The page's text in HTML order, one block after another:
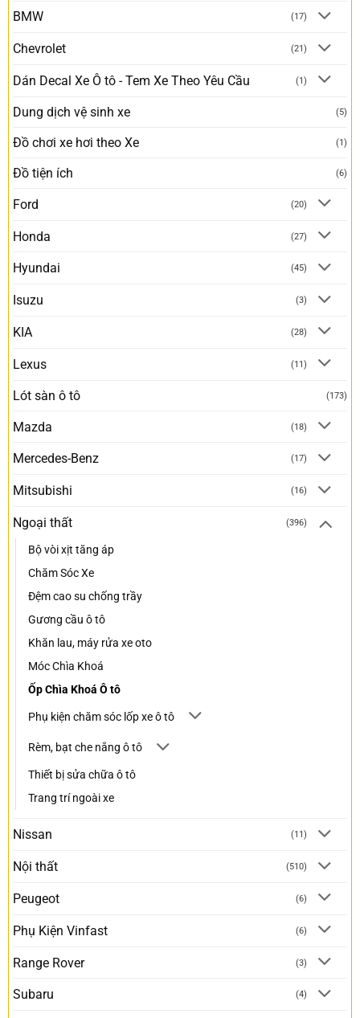
BMW (17)
Chevrolet (21)
Dán Decal Xe Ô tô - Tem Xe Theo Yêu Cầu (1)
Dung dịch vệ sinh xe (5)
Đồ chơi xe hơi theo Xe (1)
Đồ tiện ích (6)
Ford (20)
Honda (27)
Hyundai (45)
Isuzu (3)
KIA (28)
Lexus (11)
Lót sàn ô tô (173)
Mazda (18)
Mercedes-Benz (17)
Mitsubishi (16)
Ngoại thất (396)
Bộ vòi xịt tăng áp
Chăm Sóc Xe
Đệm cao su chống trầy
Gương cầu ô tô
Khăn lau, máy rửa xe oto
Móc Chìa Khoá
Ốp Chìa Khoá Ô tô
Phụ kiện chăm sóc lốp xe ô tô
Rèm, bạt che nắng ô tô
Thiết bị sửa chữa ô tô
Trang trí ngoài xe
Nissan (11)
Nội thất (510)
Peugeot (6)
Phụ Kiện Vinfast (6)
Range Rover (3)
Subaru (4)